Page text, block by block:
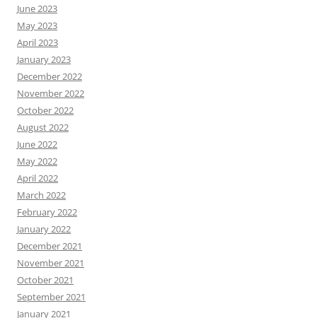
June 2023
May 2023
April 2023
January 2023
December 2022
November 2022
October 2022
August 2022
June 2022
May 2022
April 2022
March 2022
February 2022
January 2022
December 2021
November 2021
October 2021
September 2021
January 2021